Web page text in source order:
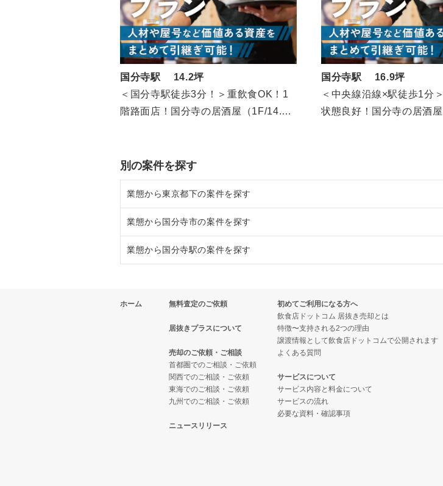
国分寺駅 14.2坪
＜国分寺駅徒歩3分！＞重飲食OK！1
階路面店！国分寺の居酒屋（1F/14.2
国分寺駅 16.9坪
＜中央線沿線×駅徒歩1分
状態良好！国分寺の居酒
別の案件を探す
業態から東京都下の案件を探す
東京都下のラーメンの居抜き売却物件の案件一覧
東京都下のフランス料理の居抜き売却物件の案件一覧
東京都下の中華の居抜き売却物件の案件一覧
東京都下のそば・うどんの居抜き売却物件の案件一覧
東京都下の寿司の居抜き売却物件の案件一覧
東京都下の焼肉の居抜き売却物件の案件一覧
東京都下の鉄板焼き・お好み焼の居抜き売却物件の案件一覧
業態から国分寺市の案件を探す
国分寺市のラーメンの居抜き売却物件の案件一覧
国分寺市の中華の居抜き売却物件の案件一覧
国分寺市の鉄板焼き・お好み焼の居抜き売却物件の案件一覧
国分寺市のカフェの居抜き売却物件の案件一覧
国分寺市のお弁当・惣菜・デリの居抜き売却物件の案件一覧
国分寺市の居酒屋・ダイニングバーの居抜き売却物件の案件一覧
業態から国分寺駅の案件を探す
国分寺駅の中華の居抜き売却物件の案件一覧
国分寺駅の鉄板焼き・お好み焼の居抜き売却物件の案件一覧
国分寺駅のカフェの居抜き売却物件の案件一覧
国分寺駅のお弁当・惣菜・デリの居抜き売却物件の案件一覧
国分寺駅の居酒屋・ダイニングバーの居抜き売却物件の案件一覧
ホーム 無料査定のご依頼
居抜きプラスについて
売却のご依頼・ご相談
首都圏でのご相談・ご依頼
関西でのご相談・ご依頼
東海でのご相談・ご依頼
九州でのご相談・ご依頼
ニュースリリース
初めてご利用になる方へ
飲食店ドットコム 居抜き売却とは
特徴〜支持される2つの理由
譲渡情報として飲食店ドットコムで公開されます
よくある質問
サービスについて
サービス内容と料金について
サービスの流れ
必要な資料・確認事項